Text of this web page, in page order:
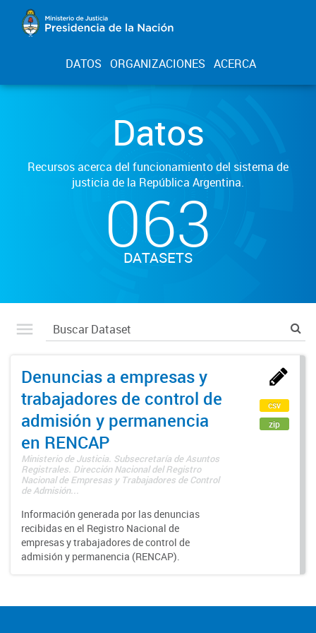
DATOS ORGANIZACIONES ACERCA
Datos
Recursos acerca del funcionamiento del sistema de
justicia de la República Argentina.
063
DATASETS
Denuncias a empresas y
trabajadores de control de
admisión y permanencia
en RENCAP
Ministerio de Justicia. Subsecretaría de Asuntos
Registrales. Dirección Nacional del Registro
Nacional de Empresas y Trabajadores de Control
de Admisión...
Información generada por las denuncias
recibidas en el Registro Nacional de
empresas y trabajadores de control de
admisión y permanencia (RENCAP).
csv
zip